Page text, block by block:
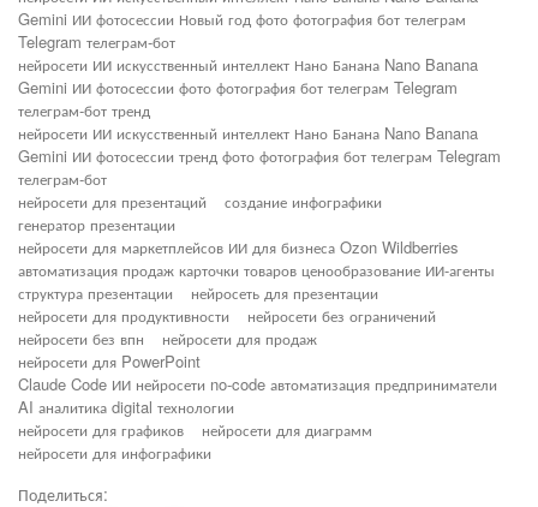
Gemini ИИ фотосессии Новый год фото фотография бот телеграм
Telegram телеграм-бот
нейросети ИИ искусственный интеллект Нано Банана Nano Banana
Gemini ИИ фотосессии фото фотография бот телеграм Telegram
телеграм-бот тренд
нейросети ИИ искусственный интеллект Нано Банана Nano Banana
Gemini ИИ фотосессии тренд фото фотография бот телеграм Telegram
телеграм-бот
нейросети для презентаций
создание инфографики
генератор презентации
нейросети для маркетплейсов ИИ для бизнеса Ozon Wildberries
автоматизация продаж карточки товаров ценообразование ИИ-агенты
структура презентации
нейросеть для презентации
нейросети для продуктивности
нейросети без ограничений
нейросети без впн
нейросети для продаж
нейросети для PowerPoint
Claude Code ИИ нейросети no-code автоматизация предприниматели
AI аналитика digital технологии
нейросети для графиков
нейросети для диаграмм
нейросети для инфографики
Поделиться: